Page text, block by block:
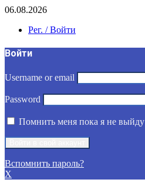
06.08.2026
Рег. / Войти
Войти
Username or email
Password
Помнить меня пока я не выйду
Вспомнить пароль?
X